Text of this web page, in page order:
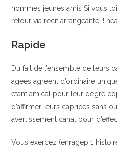
hommes jeunes amis Si vous
retour via recit arrangeante, !
Rapide
Du fait de l’ensemble de leurs
agees agreent d’ordinaire
etant amical pour leur degre
d’affirmer leurs caprices sans
avertissement canal pour
Vous exercez (enragep 1